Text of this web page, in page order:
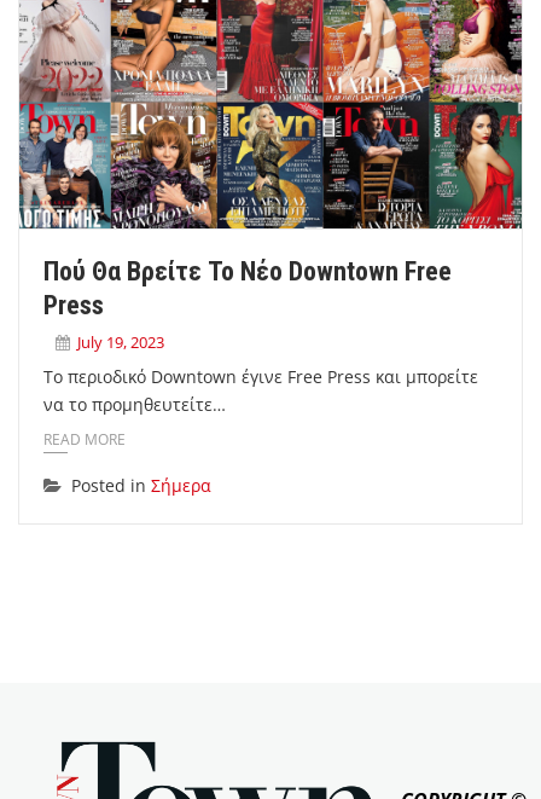
Πού Θα Βρείτε Το Νέο Downtown Free
Press
July 19, 2023
Το περιοδικό Downtown έγινε Free Press και μπορείτε
να το προμηθευτείτε…
READ MORE
Posted in Σήμερα